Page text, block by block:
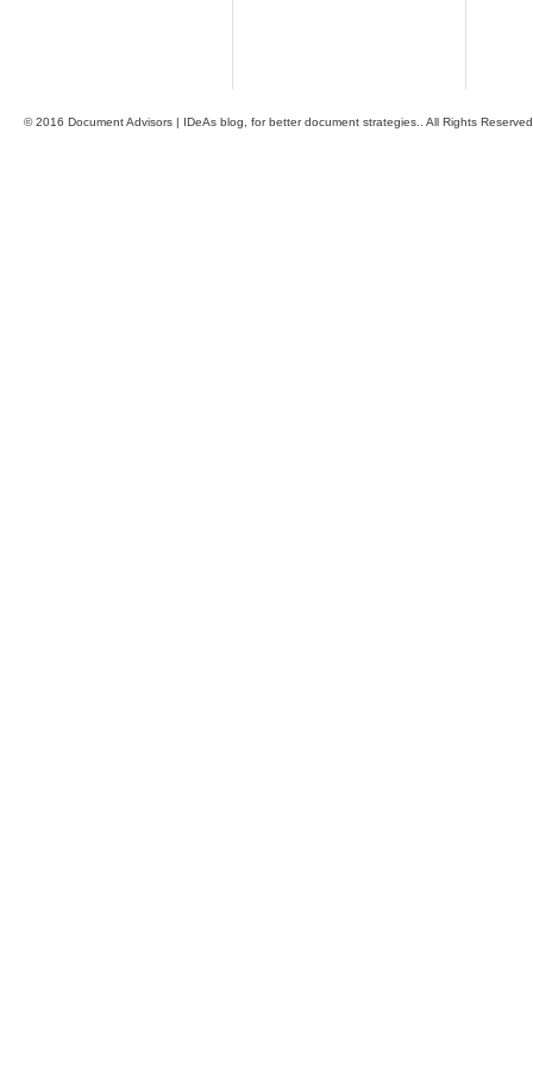
© 2016 Document Advisors | IDeAs blog, for better document strategies.. All Rights